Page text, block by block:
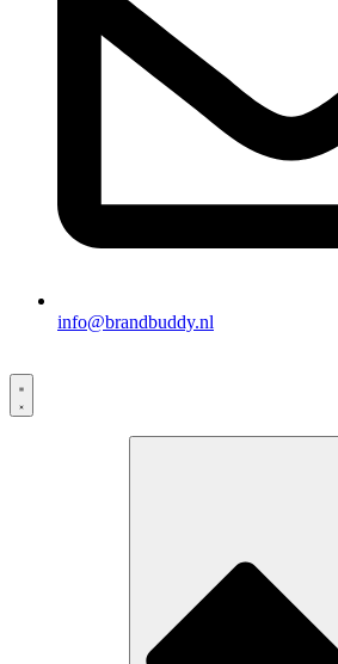
info@brandbuddy.nl